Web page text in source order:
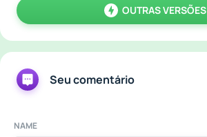
OUTRAS VERSÕES
Seu comentário
NAME